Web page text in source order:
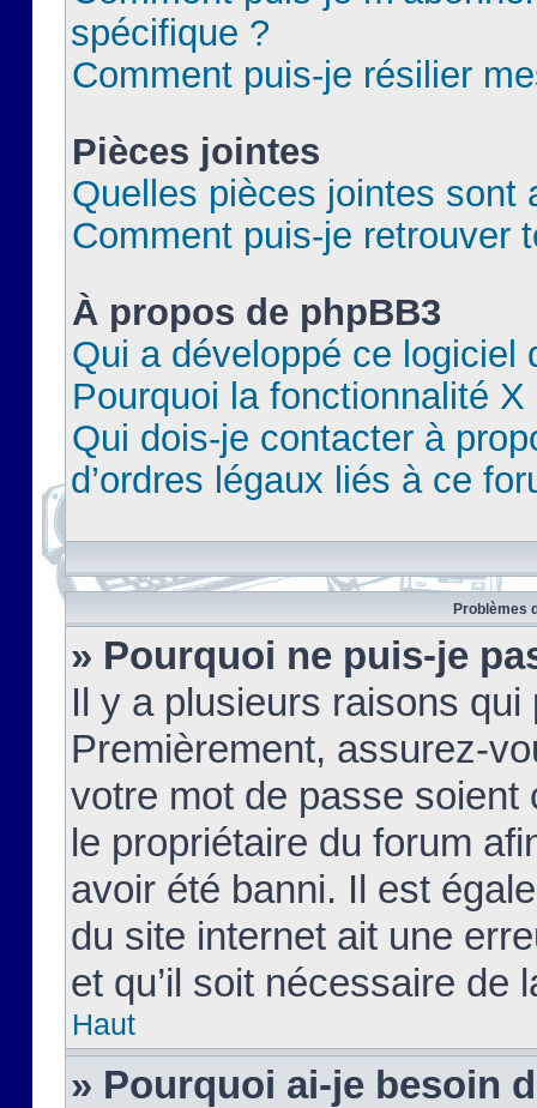
spécifique ?
Comment puis-je résilier
Pièces jointes
Quelles pièces jointes sont
Comment puis-je retrouver
À propos de phpBB3
Qui a développé ce logiciel
Pourquoi la fonctionnalité X
Qui dois-je contacter à
d’ordres légaux liés à ce
Problèmes
» Pourquoi ne puis-je
Il y a plusieurs raisons
Premièrement, assurez-
votre mot de passe soient
le propriétaire du forum
avoir été banni. Il est
du site internet ait une
et qu’il soit nécessaire de
Haut
» Pourquoi ai-je besoin